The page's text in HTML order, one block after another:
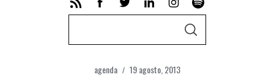
S
agenda 19 agosto, 2013